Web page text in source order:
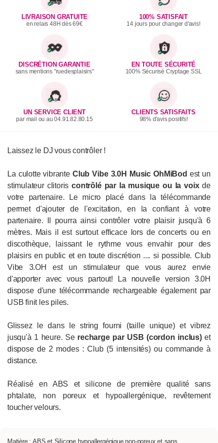
LIVRAISON GRATUITE
en relais 48H dès 69€
100% SATISFAIT
14 jours pour changer d'avis!
DISCRÉTION GARANTIE
sans mentions "ruedesplaisirs"
EN TOUTE SÉCURITÉ
100% Sécurisé Cryptage SSL
UN SERVICE CLIENT
par mail ou au 04.91.82.80.15
CLIENTS SATISFAITS
98% d'avis positifs!
Laissez le DJ vous contrôler !
La culotte vibranteClub Vibe 3.0H Music OhMiBod est un
stimulateur clitoriscontrôlé par la musique ou la voixde
votre partenaire. Le micro placé dans la télécommande
permet d'ajouter de l'excitation, en la confiant à votre
partenaire. Il pourra ainsi contrôler votre plaisir jusqu'à 6
mètres. Mais il est surtout efficace lors de concerts ou en
discothèque, laissant le rythme vous envahir pour des
plaisirs en public et en toute discrétion .... si possible. Club
Vibe 3.OH est un stimulateur que vous aurez envie
d'apporter avec vous partout! La nouvelle version 3.0H
dispose d'une télécommande rechargeable également par
USB finit les piles.
Glissez le dans le string fourni (taille unique) et vibrez
jusqu'à 1 heure. Se recharge par USB (cordon inclus)et
dispose de 2 modes : Club (5 intensités) ou commande à
distance.
Réalisé en ABS et silicone de première qualité sans
phtalate, non poreux et hypoallergénique, revêtement
toucher velours.
Matière : ABS et Silicone hypoallergénique non-poreux et sans